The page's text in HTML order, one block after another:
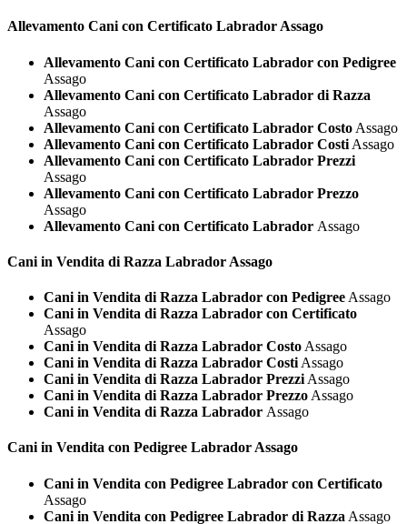
Allevamento Cani con Certificato Labrador Assago
Allevamento Cani con Certificato Labrador con Pedigree
Assago
Allevamento Cani con Certificato Labrador di Razza
Assago
Allevamento Cani con Certificato Labrador Costo Assago
Allevamento Cani con Certificato Labrador Costi Assago
Allevamento Cani con Certificato Labrador Prezzi
Assago
Allevamento Cani con Certificato Labrador Prezzo
Assago
Allevamento Cani con Certificato Labrador Assago
Cani in Vendita di Razza Labrador Assago
Cani in Vendita di Razza Labrador con Pedigree Assago
Cani in Vendita di Razza Labrador con Certificato
Assago
Cani in Vendita di Razza Labrador Costo Assago
Cani in Vendita di Razza Labrador Costi Assago
Cani in Vendita di Razza Labrador Prezzi Assago
Cani in Vendita di Razza Labrador Prezzo Assago
Cani in Vendita di Razza Labrador Assago
Cani in Vendita con Pedigree Labrador Assago
Cani in Vendita con Pedigree Labrador con Certificato
Assago
Cani in Vendita con Pedigree Labrador di Razza Assago